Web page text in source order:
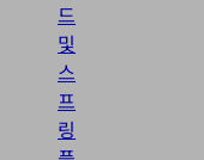
드
및
스
프
링